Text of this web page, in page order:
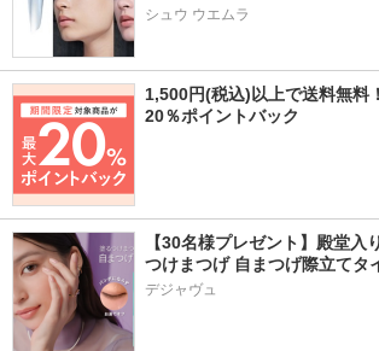
シュウ ウエムラ
1,500円(税込)以上で送料無料
20％ポイントバック
【30名様プレゼント】殿堂入
つけまつげ 自まつげ際立てタ
デジャヴュ